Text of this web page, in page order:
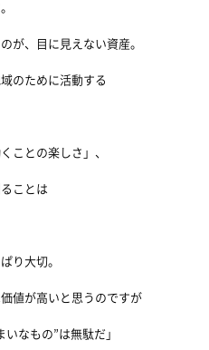
が、目に見えない資産。
のために活動する
ことの楽しさ」、
ことは
り大切。
値が高いと思うのですが
いなもの”は無駄だ」